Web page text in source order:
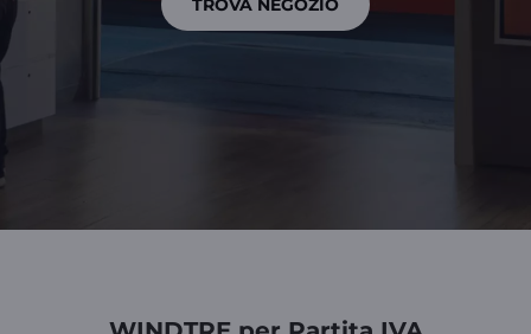
TROVA NEGOZIO